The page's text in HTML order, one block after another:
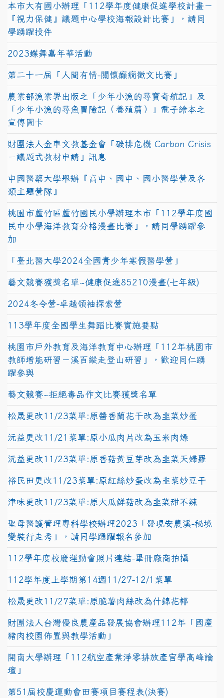
本市大有國小辦理「112學年度健康促進學校計畫－
『視力保健』議題中心學校海報設計比賽」，請同
學踴躍投件
2023蝶舞嘉年華活動
第二十一屆「人間有情-關懷癲癇徵文比賽」
農業部漁業署出版之「少年小漁的尋寶奇航記」及
「少年小漁的尋魚冒險記（養殖篇）」電子繪本之
宣傳圖卡
財團法人金車文教基金會「碳排危機 Carbon Crisis
－議題式教材申請」訊息
中國醫藥大學舉辦『高中、國中、國小醫學營及各
類主題營隊』
桃園市蘆竹區蘆竹國民小學辦理本市「112學年度國
民中小學海洋教育分格漫畫比賽」，請同學踴躍參
加
「臺北醫大學2024全國青少年寒假醫學營」
藝文競賽獲獎名單~健康促進85210漫畫(七年級)
2024冬令營-卓越領袖探索營
113學年度全國學生舞蹈比賽實施要點
桃園市戶外教育及海洋教育中心辦理「112年桃園市
教師增能研習－溪百縱走登山研習」，歡迎同仁踴
躍參與
藝文競賽~拒絕毒品作文比賽獲獎名單
松晟更改11/23菜單:原醬香蘭花干改為韭菜炒蛋
沅益更改11/21菜單:原小瓜肉片改為玉米肉燥
沅益更改11/23菜單:原香菇黃豆芽改為韭菜天婦羅
裕民田更改11/23菜單:原紅絲炒蛋改為韭菜炒豆干
津味更改11/23菜單:原大瓜鮮菇改為韭菜甜不辣
聖母醫護管理專科學校辦理2023「發現安農溪-秘境
變裝行走秀」，請同學踴躍報名參加
112學年度校慶運動會照片連結-畢冊廠商拍攝
112學年度上學期第14週11/27-12/1菜單
松晟更改11/27菜單:原脆薯肉絲改為什錦花椰
財團法人台灣優良農產品發展協會辦理112年「國產
豬肉校園佈置與教學活動」
開南大學辦理「112航空產業淨零排放產官學高峰論
壇」
第51屆校慶運動會田賽項目賽程表(決賽)